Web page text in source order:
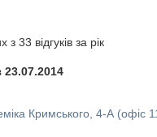
33 відгуків за рік
Кримського, 4-А (офіс